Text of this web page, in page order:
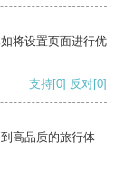
将设置页面进行优
支持[0] 反对[0]
高品质的旅行体